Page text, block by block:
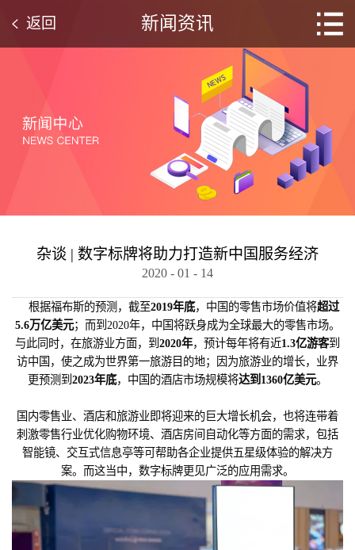
新闻资讯
返回
杂谈 | 数字标牌将助力打造新中国服务经济
2020 - 01 - 14
根据福布斯的预测，截至2019年底，中国的零售市场价值将超过
5.6万亿美元；而到2020年，中国将跃身成为全球最大的零售市场。
与此同时，在旅游业方面，到2020年，预计每年将有近1.3亿游客到
访中国，使之成为世界第一旅游目的地；因为旅游业的增长，业界
更预测到2023年底，中国的酒店市场规模将达到1360亿美元。
国内零售业、酒店和旅游业即将迎来的巨大增长机会，也将连带着
刺激零售行业优化购物环境、酒店房间自动化等方面的需求，包括
智能镜、交互式信息亭等可帮助各企业提供五星级体验的解决方
案。而这当中，数字标牌更见广泛的应用需求。